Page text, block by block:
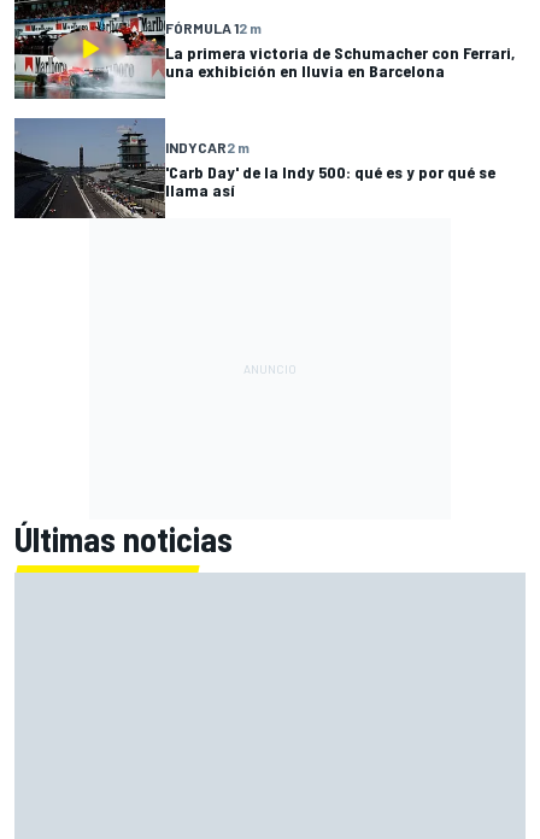
FÓRMULA 12 m
La primera victoria de Schumacher con Ferrari,
una exhibición en lluvia en Barcelona
INDYCAR2 m
'Carb Day' de la Indy 500: qué es y por qué se
llama así
Últimas noticias